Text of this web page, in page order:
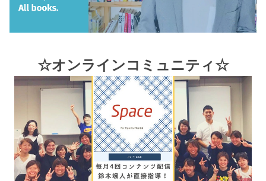
☆オンラインコミュニティ☆